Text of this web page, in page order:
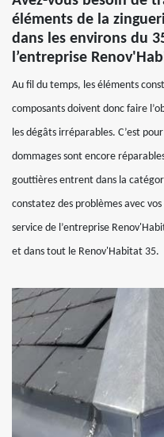
éléments de la
dans les environs du
l’entreprise
Au fil du temps, les éléments
composants doivent donc faire
les dégâts irréparables. C’est
dommages sont encore
gouttières entrent dans la
constatez des problèmes avec
service de l’entreprise
et dans tout le Renov'Habitat 35.